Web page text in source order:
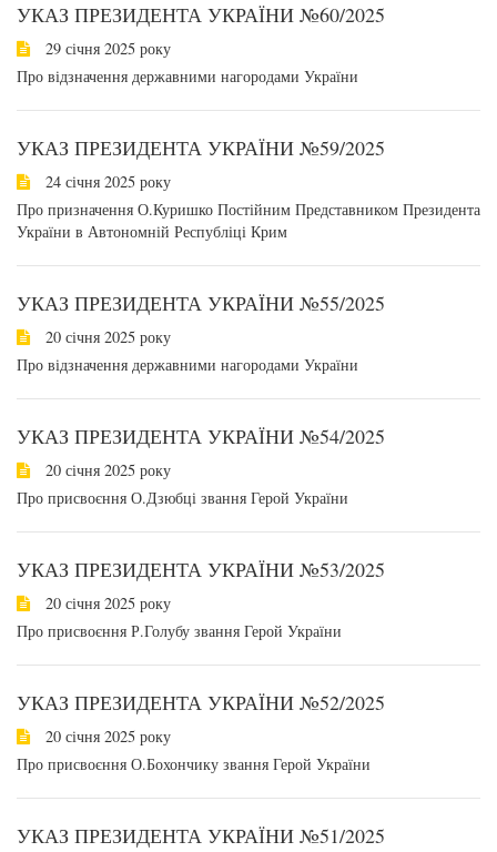
УКАЗ ПРЕЗИДЕНТА УКРАЇНИ №60/2025
29 січня 2025 року
Про відзначення державними нагородами України
УКАЗ ПРЕЗИДЕНТА УКРАЇНИ №59/2025
24 січня 2025 року
Про призначення О.Куришко Постійним Представником Президента
України в Автономній Республіці Крим
УКАЗ ПРЕЗИДЕНТА УКРАЇНИ №55/2025
20 січня 2025 року
Про відзначення державними нагородами України
УКАЗ ПРЕЗИДЕНТА УКРАЇНИ №54/2025
20 січня 2025 року
Про присвоєння О.Дзюбці звання Герой України
УКАЗ ПРЕЗИДЕНТА УКРАЇНИ №53/2025
20 січня 2025 року
Про присвоєння Р.Голубу звання Герой України
УКАЗ ПРЕЗИДЕНТА УКРАЇНИ №52/2025
20 січня 2025 року
Про присвоєння О.Бохончику звання Герой України
УКАЗ ПРЕЗИДЕНТА УКРАЇНИ №51/2025